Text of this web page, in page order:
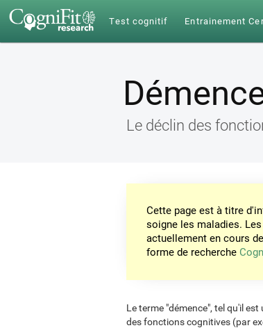
Test cognitif Entrainement
Le déclin des
Cette page est à titre
soigne les maladies.
actuellement en cours
forme de recherche
Le terme "démence", tel qu'il
des fonctions cognitives (par